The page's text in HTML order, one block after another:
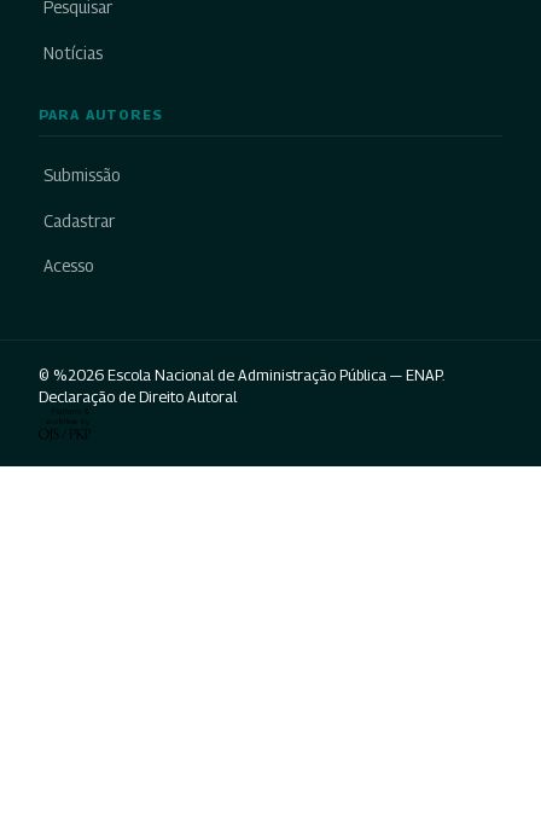
Pesquisar
Notícias
PARA AUTORES
Submissão
Cadastrar
Acesso
© %2026 Escola Nacional de Administração Pública — ENAP.
Declaração de Direito Autoral